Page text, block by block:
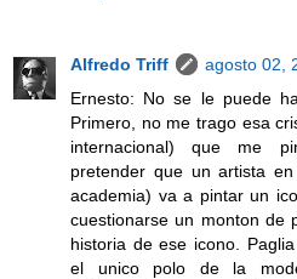
Alfredo Triff
agosto 02,
Ernesto: No se le puede
Primero, no me trago esa
internacional) que me
pretender que un artista
academia) va a pintar un
cuestionarse un monton de
historia de ese icono.
el unico polo de la